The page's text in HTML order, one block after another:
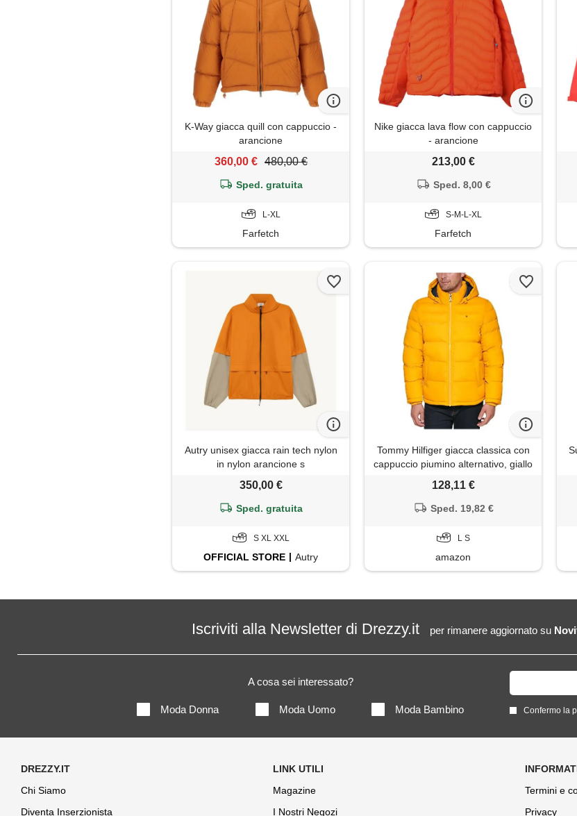
K-Way giacca quill con cappuccio -
arancione
360,00 € 480,00 €
Sped. gratuita
L-XL
Farfetch
Nike giacca lava flow con cappuccio
- arancione
213,00 €
Sped. 8,00 €
S-M-L-XL
Farfetch
Autry unisex giacca rain tech nylon
in nylon arancione s
350,00 €
Sped. gratuita
S XL XXL
OFFICIAL STORE Autry
Tommy Hilfiger giacca classica con
cappuccio piumino alternativo, giallo
128,11 €
Sped. 19,82 €
L S
amazon
Iscriviti alla Newsletter di Drezzy.it per rimanere aggiornato su
A cosa sei interessato?
Moda Donna Moda Uomo Moda Bambino Confermo la
Chi Siamo
Diventa Inserzionista
Magazine
I Nostri Negozi
Termini e
Privacy